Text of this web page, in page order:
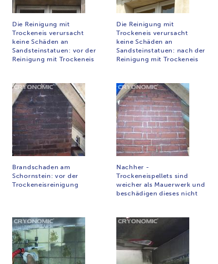
Die Reinigung mit
Trockeneis verursacht
keine Schäden an
Sandsteinstatuen: vor der
Reinigung mit Trockeneis
Die Reinigung mit
Trockeneis verursacht
keine Schäden an
Sandsteinstatuen: nach der
Reinigung mit Trockeneis
Brandschaden am
Schornstein: vor der
Trockeneisreinigung
Nachher -
Trockeneispellets sind
weicher als Mauerwerk und
beschädigen dieses nicht